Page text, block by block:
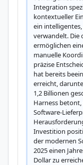
Integration
kontextueller
ein
verwandelt. Die
ermöglichen
manuelle
präzise
hat bereits
erreicht,
1,2 Billionen
Harness
Software-
Investition
der modernen
2025 einen
Dollar zu